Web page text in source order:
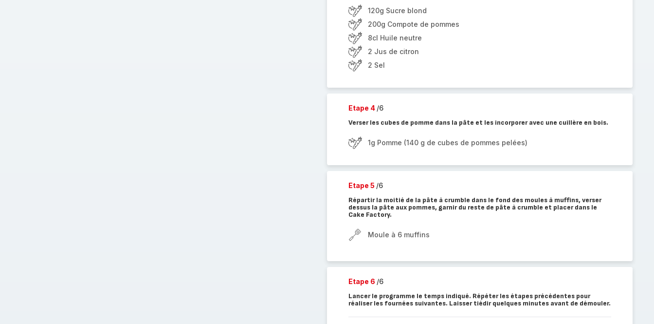
120g Sucre blond
200g Compote de pommes
8cl Huile neutre
2 Jus de citron
2 Sel
Etape 4 /6
Verser les cubes de pomme dans la pâte et les incorporer avec une cuillère en bois.
1g Pomme (140 g de cubes de pommes pelées)
Etape 5 /6
Répartir la moitié de la pâte à crumble dans le fond des moules à muffins, verser
dessus la pâte aux pommes, garnir du reste de pâte à crumble et placer dans le
Cake Factory.
Moule à 6 muffins
Etape 6 /6
Lancer le programme le temps indiqué. Répéter les étapes précédentes pour
réaliser les fournées suivantes. Laisser tiédir quelques minutes avant de démouler.